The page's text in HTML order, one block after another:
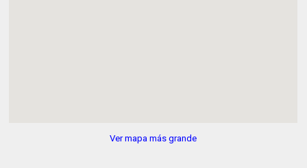
Ver mapa más grande